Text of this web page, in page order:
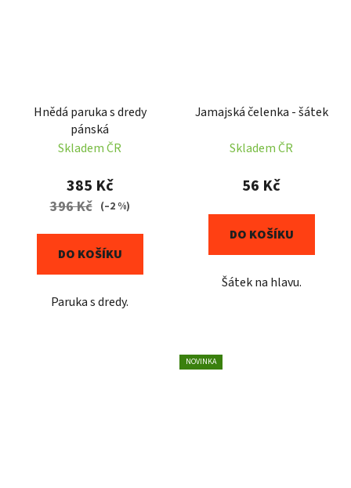
Hnědá paruka s dredy
pánská
Skladem ČR
385 Kč
396 Kč (–2 %)
DO KOŠÍKU
Paruka s dredy.
Jamajská čelenka - šátek
Skladem ČR
56 Kč
DO KOŠÍKU
Šátek na hlavu.
NOVINKA